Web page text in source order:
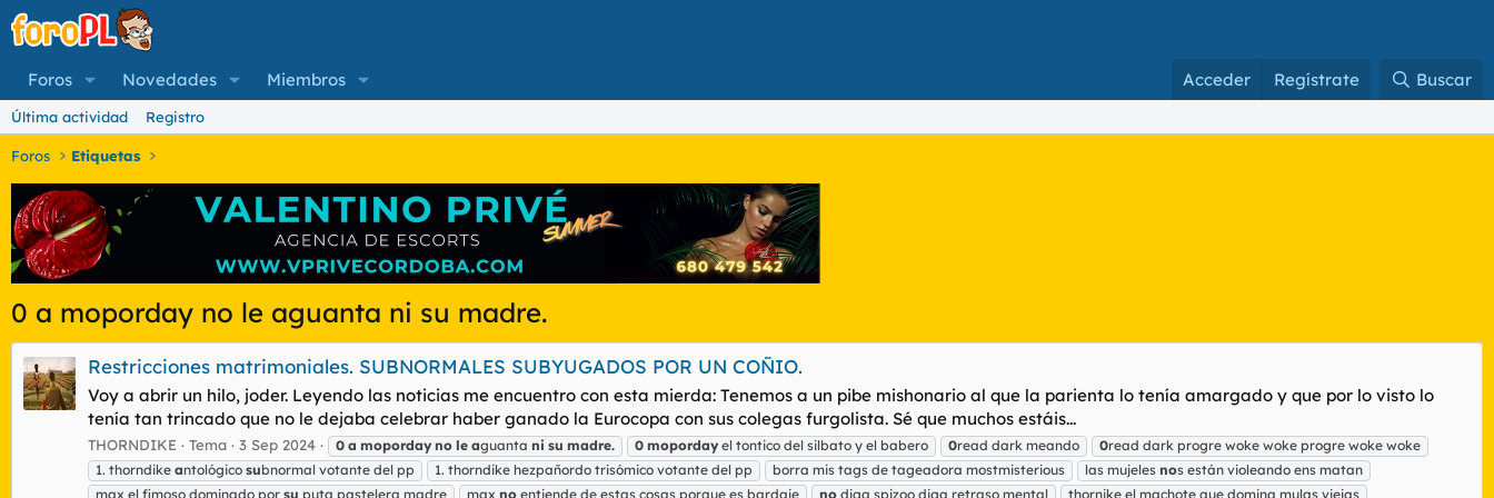
Foros Novedades Miembros Acceder Regístrate Buscar
Última actividad Registro
Foros Etiquetas
0 a moporday no le aguanta ni su madre.
Restricciones matrimoniales. SUBNORMALES SUBYUGADOS POR UN COÑIO.
Voy a abrir un hilo, joder. Leyendo las noticias me encuentro con esta mierda: Tenemos a un pibe mishonario al que la parienta lo tenía amargado y que por lo visto lo
tenía tan trincado que no le dejaba celebrar haber ganado la Eurocopa con sus colegas furgolista. Sé que muchos estáis...
THORNDIKE Tema 3 Sep 2024 0 a moporday no le aguanta ni su madre. 0 moporday el tontico del silbato y el babero 0read dark meando 0read dark progre woke woke progre woke woke
1. thorndike antológico subnormal votante del pp 1. thorndike hezpañordo trisómico votante del pp borra mis tags de tageadora mostmisterious las mujeles nos están violeando ens matan
max el fimoso dominado por su puta pastelera madre max no entiende de estas cosas porque es bardaje no diga spizoo diga retraso mental
thornike el machote que domina mulas viejas